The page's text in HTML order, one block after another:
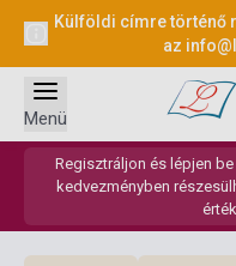
Külföldi címre történő
az
Regisztráljon és lépjen
kedvezményben
Menü